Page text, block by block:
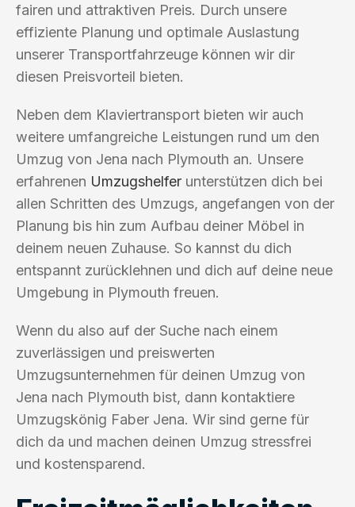
fairen und attraktiven Preis. Durch unsere
effiziente Planung und optimale Auslastung
unserer Transportfahrzeuge können wir dir
diesen Preisvorteil bieten.
Neben dem Klaviertransport bieten wir auch
weitere umfangreiche Leistungen rund um den
Umzug von Jena nach Plymouth an. Unsere
erfahrenen Umzugshelfer unterstützen dich bei
allen Schritten des Umzugs, angefangen von der
Planung bis hin zum Aufbau deiner Möbel in
deinem neuen Zuhause. So kannst du dich
entspannt zurücklehnen und dich auf deine neue
Umgebung in Plymouth freuen.
Wenn du also auf der Suche nach einem
zuverlässigen und preiswerten
Umzugsunternehmen für deinen Umzug von
Jena nach Plymouth bist, dann kontaktiere
Umzugskönig Faber Jena. Wir sind gerne für
dich da und machen deinen Umzug stressfrei
und kostensparend.